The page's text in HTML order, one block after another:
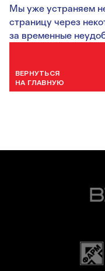
Мы уже устраняем
страницу через
за временные
ВЕРНУТЬСЯ
НА ГЛАВНУЮ